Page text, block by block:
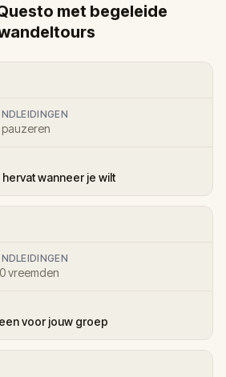
met begeleide
wanneer je wilt
vreemden
voor jouw groep